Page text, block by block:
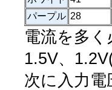
パープル 28
電流を多
1.5V、
次に入力